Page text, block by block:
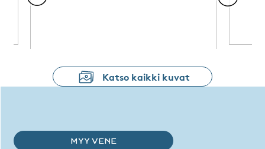
Katso kaikki kuvat
MYY VENE